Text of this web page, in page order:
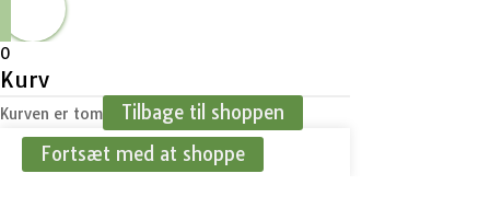
0
Kurv
Kurven er tom
Tilbage til shoppen
Fortsæt med at shoppe